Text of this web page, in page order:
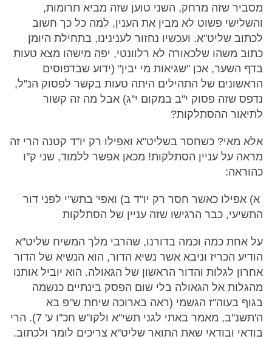
מסביר שזה מרחק, השני טוען שזה מביא תרומות,
והשלישי פשוט לא מבין את הענין, למה כל כך חשוב
לכתוב שליט''א. ועכשיו נחזור לענינינו, בתחילת היומן
כתוב משהו שלכאורה לא רלוונטי, יפה מישהו מצא טעות
בדף השער, אכן "שגיאות מי יבין" (ידוע שבדפוסים
הראשונים של התהילים היתה טעות בקשר לפסוק הנ"ל,
נדפס שזה פסוק י''ב במקום י''ג) אבל מה זה קשור
לתיאור ההסתלקות?
אלא מאי? כשחסר בשליט"א ואפילו רק יו''ד קטנה הרי זה
מראה על עניין הסתלקות! מכאן אפשר ללמוד, שני ק''ו
כהוראה:
א) אפילו כאשר חסר רק יו''ד ב) ואפי' בתש''י לפני דור
התשיעי, כבר הרגישו שזה עניין של הסתלקות
על אחת כמה וכמה בדורנו, שהרבי מלך המשיח שליט''א
הודיע הכריז וניבא אשר נשיא הדור, הוא הנשיא של הדור
אחרון לגלות והדור הראשון של הגאולה. הוא יוביל אותנו
מהגלות אל הגאולה בלי שום הפסק בינתיים כנשמה
בגוף בעוה''ז הגשמי (ראה בארוכה שיחת ש''פ בא
ה'תשנ''ב, מאמר באתי לגני תשי''א ולקו''ש חכ''ו ע' 7). הרי
בודאי ובודאי שאת התואר שליט''א צריכים לומר ולכתוב.